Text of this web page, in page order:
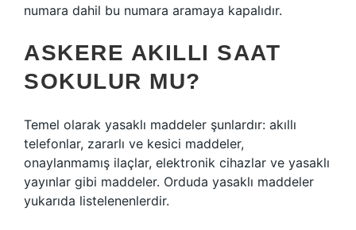
numara dahil bu numara aramaya kapalıdır.
ASKERE AKILLI SAAT
SOKULUR MU?
Temel olarak yasaklı maddeler şunlardır: akıllı
telefonlar, zararlı ve kesici maddeler,
onaylanmamış ilaçlar, elektronik cihazlar ve yasaklı
yayınlar gibi maddeler. Orduda yasaklı maddeler
yukarıda listelenenlerdir.